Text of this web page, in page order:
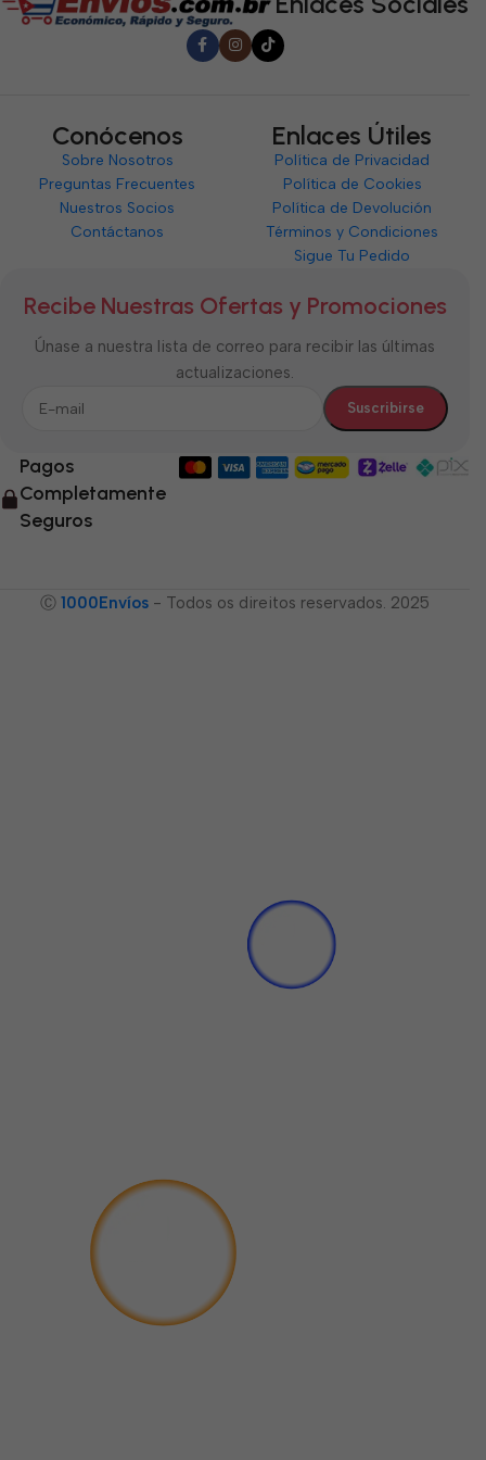
Conócenos
Sobre Nosotros
Preguntas Frecuentes
Nuestros Socios
Contáctanos
Enlaces Útiles
Política de Privacidad
Política de Cookies
Política de Devolución
Términos y Condiciones
Sigue Tu Pedido
Recibe Nuestras Ofertas y Promociones
Únase a nuestra lista de correo para recibir las últimas
actualizaciones.
Pagos
Completamente
Seguros
Ⓒ 1000Envíos - Todos os direitos reservados. 2025